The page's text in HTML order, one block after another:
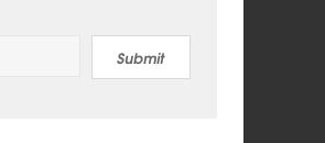
Submit